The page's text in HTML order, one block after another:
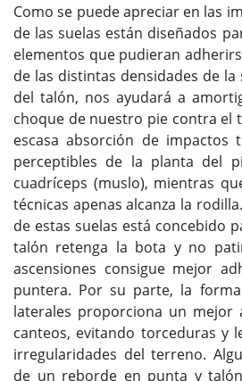
Como se puede apreciar en las
de las suelas están diseñados
elementos que pudieran
de las distintas densidades de
del talón, nos ayudará a
choque de nuestro pie contra el
escasa absorción de impactos
perceptibles de la planta del
cuadríceps (muslo), mientras
técnicas apenas alcanza la
de estas suelas está concebido
talón retenga la bota y no
ascensiones consigue mejor
puntera. Por su parte, la
laterales proporciona un mejor
canteos, evitando torceduras y
irregularidades del terreno.
de un reborde en punta y